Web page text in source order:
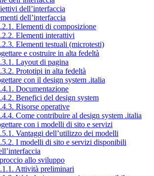
dell’interfaccia
dell’interfaccia
Elementi di composizione
Elementi interattivi
Elementi testuali (microtesti)
e costruire in alta fedeltà
Layout di pagina
Prototipi in alta fedeltà
con il design system .italia
Documentazione
Benefici del design system
Risorse operative
Come contribuire al design system .italia
con i modelli di sito e servizi
Vantaggi dell’utilizzo dei modelli
I modelli di sito e servizi disponibili
allo sviluppo
Attività preliminari